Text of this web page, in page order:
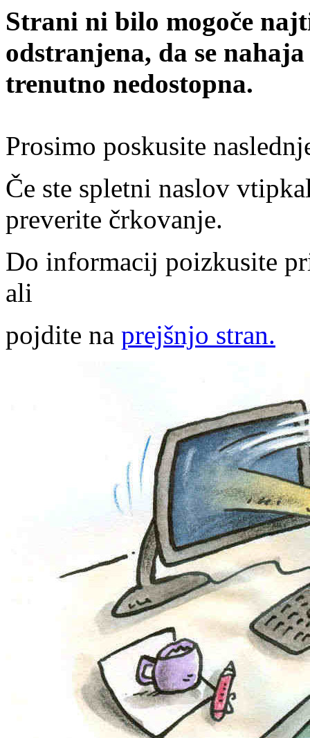
Strani ni bilo mogoče
odstranjena, da se
trenutno nedostopna.
Prosimo poskusite
Če ste spletni naslov
preverite črkovanje.
Do informacij poizkusite
ali
pojdite na prejšnjo stran.